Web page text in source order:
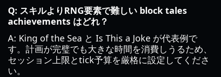
Q: スキルよりRNG要素で難しい block tales
achievements はどれ？
A: King of the Sea と Is This a Joke が代表例で
す。計画が完璧でも大きな時間を消費しうるため、
セッション上限とtick予算を厳格に設定してくださ
い。